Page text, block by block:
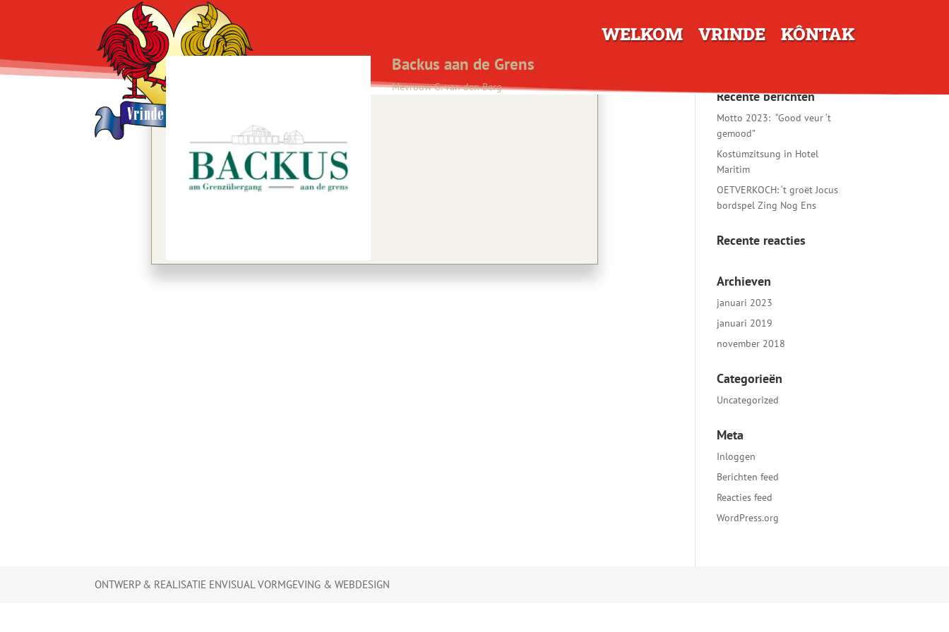
WELKOM VRINDE KÔNTAK
Backus aan de Grens
Mevrouw G. van den Berg
Recente berichten
Motto 2023: “Good veur ‘t
gemood”
Kostümzitsung in Hotel
Maritim
OETVERKOCH: ‘t groët Jocus
bordspel Zing Nog Ens
Recente reacties
Archieven
januari 2023
januari 2019
november 2018
Categorieën
Uncategorized
Meta
Inloggen
Berichten feed
Reacties feed
WordPress.org
ONTWERP & REALISATIE ENVISUAL VORMGEVING & WEBDESIGN